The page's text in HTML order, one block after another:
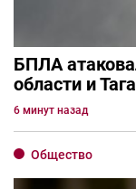
БПЛА
области и
6 минут назад
Общество